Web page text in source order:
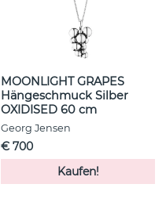
MOONLIGHT GRAPES
Hängeschmuck Silber
OXIDISED 60 cm
Georg Jensen
€ 700
Kaufen!